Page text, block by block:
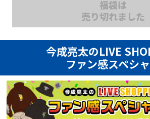
福袋は
売り切れました
今成亮太のLIVE
ファン感スペシ